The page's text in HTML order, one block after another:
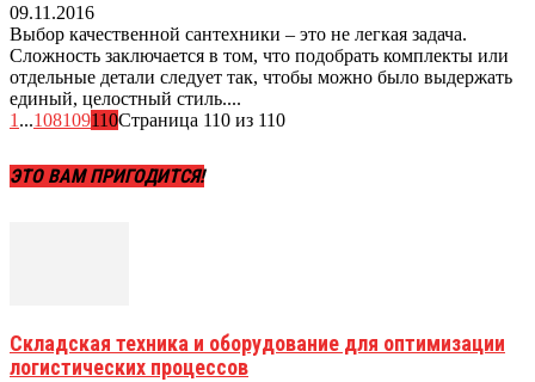
09.11.2016
Выбор качественной сантехники – это не легкая задача.
Сложность заключается в том, что подобрать комплекты или
отдельные детали следует так, чтобы можно было выдержать
единый, целостный стиль....
1 ...108109110Страница 110 из 110
ЭТО ВАМ ПРИГОДИТСЯ!
Складская техника и оборудование для оптимизации
логистических процессов